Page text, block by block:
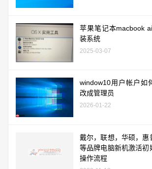
苹果笔记本macbook
装系统
2025-03-07
window10用户帐户如
改成管理员
2026-01-22
戴尔，联想，华硕，惠
等品牌电脑新机激活初
操作流程